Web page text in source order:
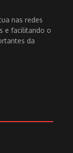
nas redes
e facilitando o
da